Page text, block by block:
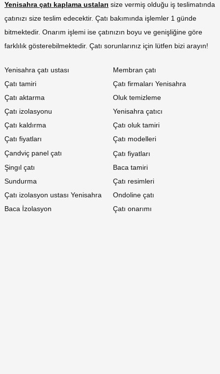
Yenisahra çatı kaplama ustaları size vermiş olduğu iş teslimatında
çatınızı size teslim edecektir. Çatı bakımında işlemler 1 günde
bitmektedir. Onarım işlemi ise çatınızın boyu ve genişliğine göre
farklılık gösterebilmektedir. Çatı sorunlarınız için lütfen bizi arayın!
Yenisahra çatı ustası
Membran çatı
Çatı tamiri
Çatı firmaları Yenisahra
Çatı aktarma
Oluk temizleme
Çatı izolasyonu
Yenisahra çatıcı
Çatı kaldırma
Çatı oluk tamiri
Çatı fiyatları
Çatı modelleri
Çandviç panel çatı
Çatı fiyatları
Şingıl çatı
Baca tamiri
Sundurma
Çatı resimleri
Çatı izolasyon ustası Yenisahra
Ondoline çatı
Baca İzolasyon
Çatı onarımı